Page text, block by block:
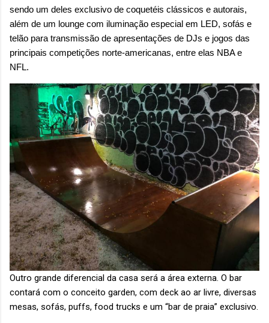
sendo um deles exclusivo de coquetéis clássicos e autorais,
além de um lounge com iluminação especial em LED, sofás e
telão para transmissão de apresentações de DJs e jogos das
principais competições norte-americanas, entre elas NBA e
NFL.
Outro grande diferencial da casa será a área externa. O bar
contará com o conceito garden, com deck ao ar livre, diversas
mesas, sofás, puffs, food trucks e um “bar de praia” exclusivo.